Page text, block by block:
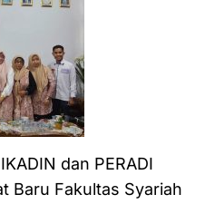
dan PERADI
Baru Fakultas Syariah